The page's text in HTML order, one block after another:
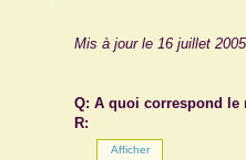
Mis à jour le 16 juillet 2005
Q: A quoi correspond le
R: